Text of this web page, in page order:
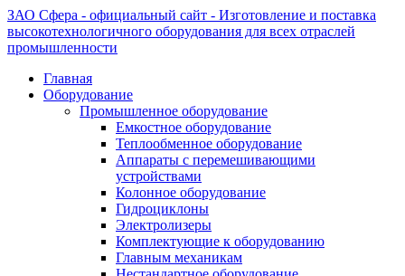
ЗАО Сфера - официальный сайт - Изготовление и поставка
высокотехнологичного оборудования для всех отраслей
промышленности
Главная
Оборудование
Промышленное оборудование
Емкостное оборудование
Теплообменное оборудование
Аппараты с перемешивающими
устройствами
Колонное оборудование
Гидроциклоны
Электролизеры
Комплектующие к оборудованию
Главным механикам